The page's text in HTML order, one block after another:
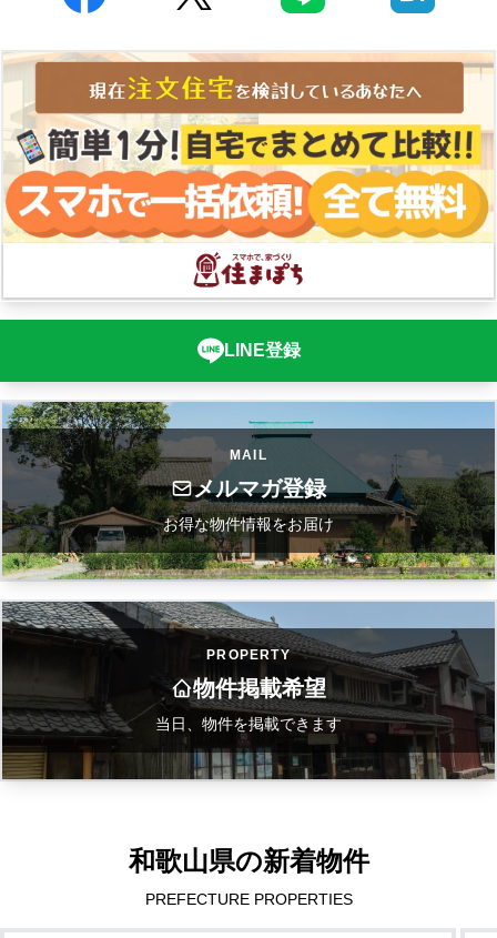
LINE登録
MAIL
メルマガ登録
お得な物件情報をお届け
PROPERTY
物件掲載希望
当日、物件を掲載できます
和歌山県の新着物件
PREFECTURE PROPERTIES